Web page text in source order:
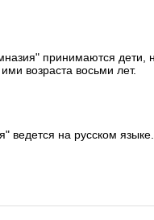
принимаются дети,
возраста восьми лет.
ведется на русском языке.